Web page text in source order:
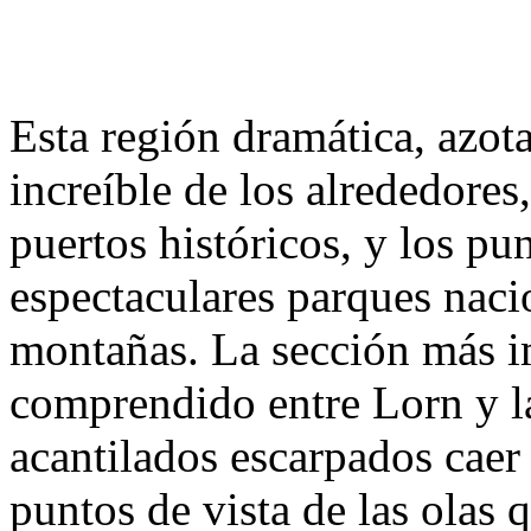
Esta región dramática,
increíble de los
puertos históricos, y los
espectaculares parques
montañas. La sección más
comprendido entre Lorn y
acantilados escarpados
puntos de vista de las olas